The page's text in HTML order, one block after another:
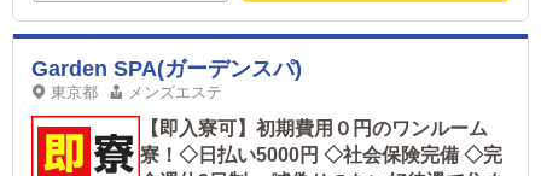
Garden SPA(ガーデンスパ)
東京都 メンズエステ
【即入寮可】初期費用０円のワンルーム
寮！◇日払い5000円 ◇社会保険完備 ◇完